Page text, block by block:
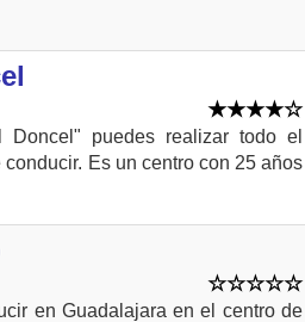
puedes realizar todo el
Es un centro con 25 años
en Guadalajara en el centro de